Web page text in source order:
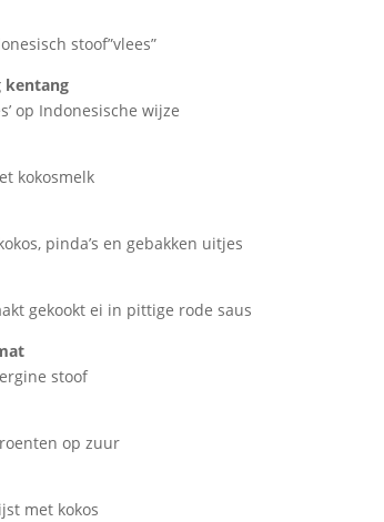
stoof”vlees”
kentang
op Indonesische wijze
kokosmelk
pinda’s en gebakken uitjes
gekookt ei in pittige rode saus
stoof
op zuur
met kokos